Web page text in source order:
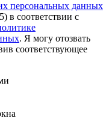
персональных данных
соответствии с
. Я могу отозвать
соответствующее